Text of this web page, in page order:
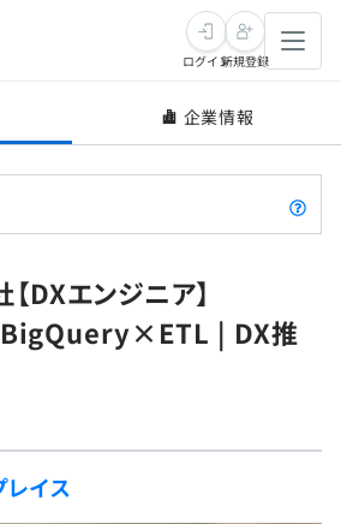
ログイン新規登録
企業情報
DXエンジニア】
| DX推
レイス